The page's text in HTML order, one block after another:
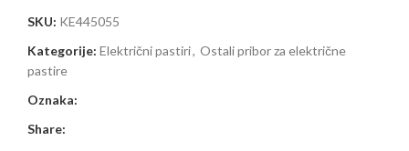
SKU: KE445055
Kategorije: Električni pastiri, Ostali pribor za električne
pastire
Oznaka:
Share: